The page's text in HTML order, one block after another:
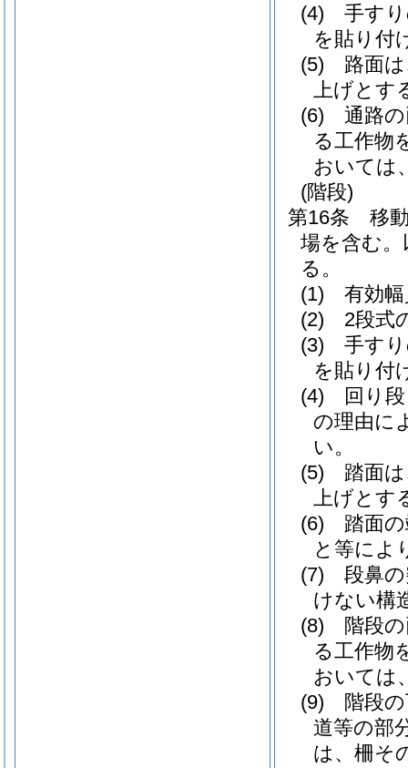
(4)
手す
を貼り付
(5)
路面
上げとす
(6)
通路
る工作物
おいては
(階段)
第16条
移
場を含む
る。
(1)
有効
(2)
2段式
(3)
手す
を貼り付
(4)
回り
の理由に
い。
(5)
踏面
上げとす
(6)
踏面
と等によ
(7)
段鼻
けない構
(8)
階段
る工作物
おいては
(9)
階段
道等の部
は、柵そ